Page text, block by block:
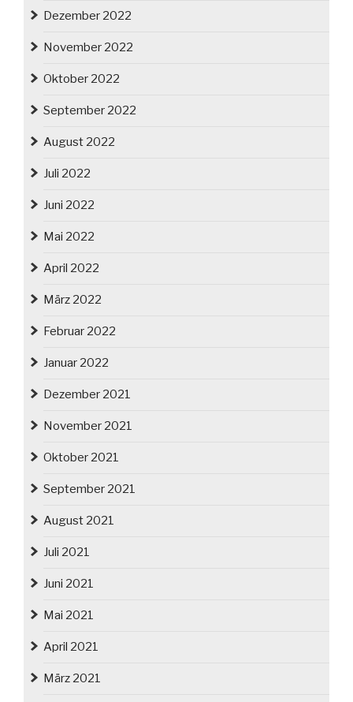
Dezember 2022
November 2022
Oktober 2022
September 2022
August 2022
Juli 2022
Juni 2022
Mai 2022
April 2022
März 2022
Februar 2022
Januar 2022
Dezember 2021
November 2021
Oktober 2021
September 2021
August 2021
Juli 2021
Juni 2021
Mai 2021
April 2021
März 2021